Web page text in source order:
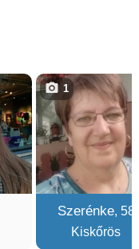
Szerénke, 58
Kiskőrös
1